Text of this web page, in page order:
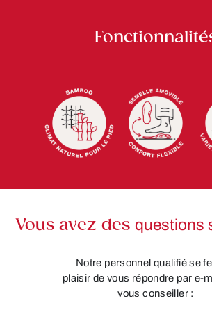
Vous avez des questions
Notre personnel qualifié se
plaisir de vous répondre par e-
vous conseiller :